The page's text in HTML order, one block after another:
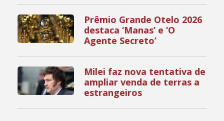
Prêmio Grande Otelo 2026
destaca ‘Manas’ e ‘O
Agente Secreto’
Milei faz nova tentativa de
ampliar venda de terras a
estrangeiros